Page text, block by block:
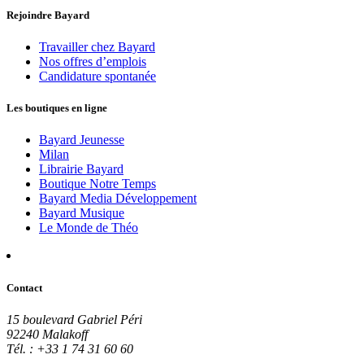
Rejoindre Bayard
Travailler chez Bayard
Nos offres d’emplois
Candidature spontanée
Les boutiques en ligne
Bayard Jeunesse
Milan
Librairie Bayard
Boutique Notre Temps
Bayard Media Développement
Bayard Musique
Le Monde de Théo
Contact
15 boulevard Gabriel Péri
92240 Malakoff
Tél. : +33 1 74 31 60 60